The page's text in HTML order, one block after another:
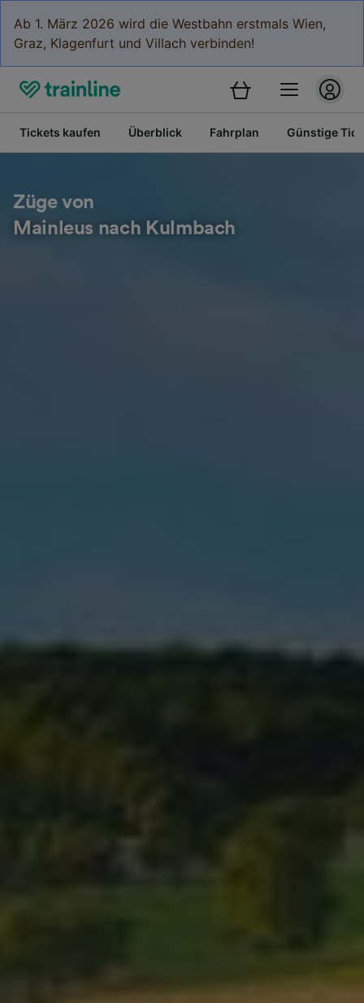
Ab 1. März 2026 wird die Westbahn erstmals Wien,
Graz, Klagenfurt und Villach verbinden!
Tickets kaufen Überblick Fahrplan Günstige
Züge von
Mainleus nach Kulmbach